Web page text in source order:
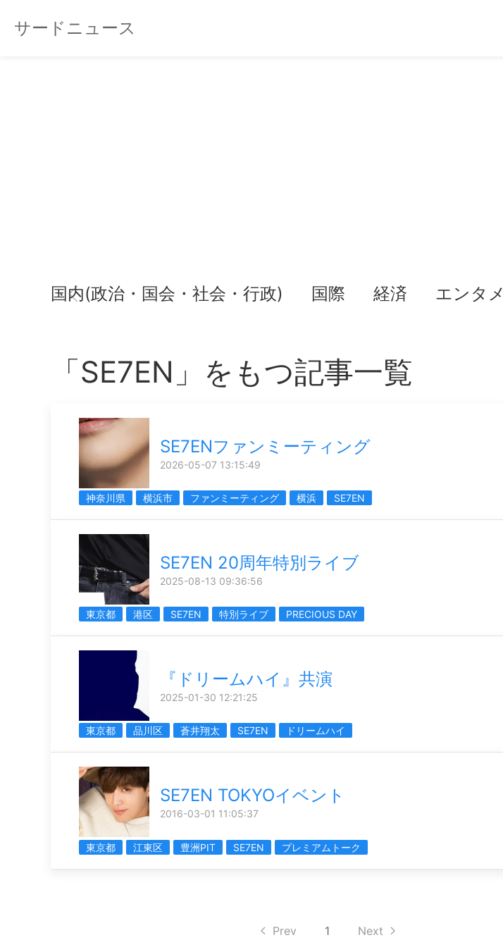
サードニュース
国内(政治・国会・社会・行政) 国際 経済 エンタメ
「SE7EN」をもつ記事一覧
SE7ENファンミーティング
2026-05-07 13:15:49
神奈川県 横浜市 ファンミーティング 横浜 SE7EN
SE7EN 20周年特別ライブ
2025-08-13 09:36:56
東京都 港区 SE7EN 特別ライブ PRECIOUS DAY
『ドリームハイ』共演
2025-01-30 12:21:25
東京都 品川区 蒼井翔太 SE7EN ドリームハイ
SE7EN TOKYOイベント
2016-03-01 11:05:37
東京都 江東区 豊洲PIT SE7EN プレミアムトーク
Prev 1 Next